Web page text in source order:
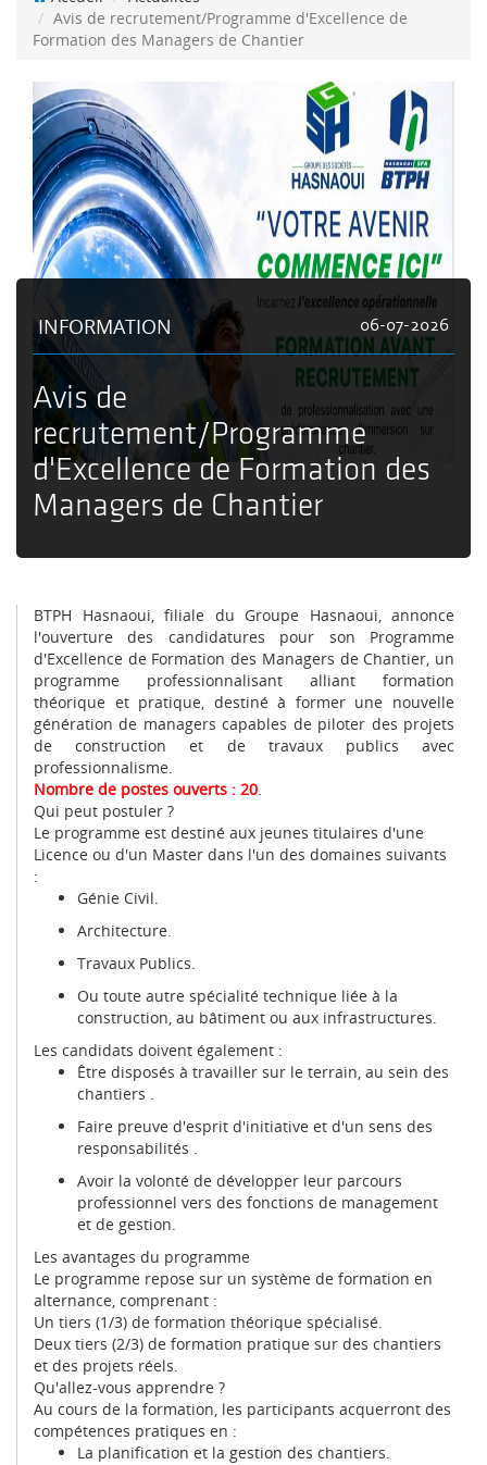
Avis de recrutement/Programme d'Excellence de
Formation des Managers de Chantier
INFORMATION 06-07-2026
Avis de
recrutement/Programme
d'Excellence de Formation des
Managers de Chantier
BTPH Hasnaoui, filiale du Groupe Hasnaoui, annonce
l'ouverture des candidatures pour son Programme
d'Excellence de Formation des Managers de Chantier, un
programme professionnalisant alliant formation
théorique et pratique, destiné à former une nouvelle
génération de managers capables de piloter des projets
de construction et de travaux publics avec
professionnalisme.
Nombre de postes ouverts : 20.
Qui peut postuler ?
Le programme est destiné aux jeunes titulaires d'une
Licence ou d'un Master dans l'un des domaines suivants
:
Génie Civil.
Architecture.
Travaux Publics.
Ou toute autre spécialité technique liée à la
construction, au bâtiment ou aux infrastructures.
Les candidats doivent également :
Être disposés à travailler sur le terrain, au sein des
chantiers .
Faire preuve d'esprit d'initiative et d'un sens des
responsabilités .
Avoir la volonté de développer leur parcours
professionnel vers des fonctions de management
et de gestion.
Les avantages du programme
Le programme repose sur un système de formation en
alternance, comprenant :
Un tiers (1/3) de formation théorique spécialisé.
Deux tiers (2/3) de formation pratique sur des chantiers
et des projets réels.
Qu'allez-vous apprendre ?
Au cours de la formation, les participants acquerront des
compétences pratiques en :
La planification et la gestion des chantiers.